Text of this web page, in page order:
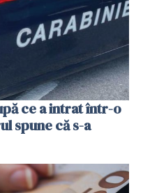
ce a intrat într-o
spune că s-a